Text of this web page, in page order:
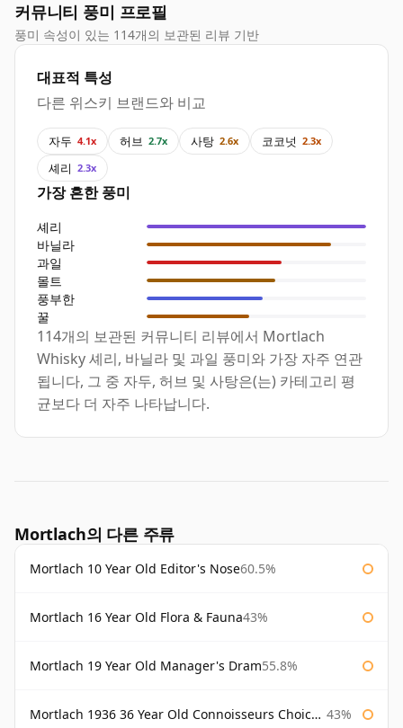
커뮤니티 풍미 프로필
풍미 속성이 있는 114개의 보관된 리뷰 기반
대표적 특성
다른 위스키 브랜드와 비교
자두 4.1x 허브 2.7x 사탕 2.6x 코코넛 2.3x
셰리 2.3x
가장 흔한 풍미
셰리
바닐라
과일
몰트
풍부한
꿀
114개의 보관된 커뮤니티 리뷰에서 Mortlach
Whisky 셰리, 바닐라 및 과일 풍미와 가장 자주 연관
됩니다, 그 중 자두, 허브 및 사탕은(는) 카테고리 평
균보다 더 자주 나타납니다.
Mortlach의 다른 주류
Mortlach 10 Year Old Editor's Nose60.5%
Mortlach 16 Year Old Flora & Fauna43%
Mortlach 19 Year Old Manager's Dram55.8%
Mortlach 1936 36 Year Old Connoisseurs Choice Gordon & Macphail 43%